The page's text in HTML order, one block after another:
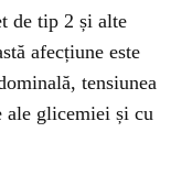
de tip 2 și alte
afecțiune este
tensiunea
ale glicemiei și cu